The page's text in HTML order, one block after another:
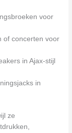
voor
of concerten voor
in Ajax-stijl
in
ze